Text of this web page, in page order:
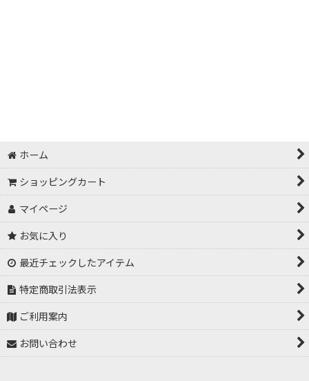
ホーム
ショッピングカート
マイページ
お気に入り
最近チェックしたアイテム
特定商取引法表示
ご利用案内
お問い合わせ